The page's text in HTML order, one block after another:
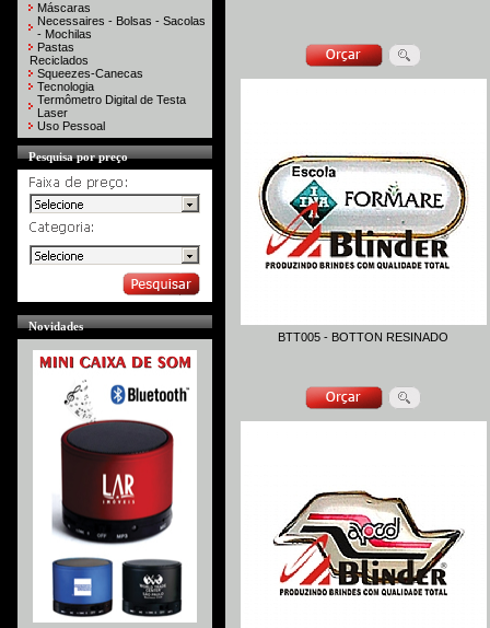
Máscaras
Necessaires - Bolsas - Sacolas
- Mochilas
Pastas
Reciclados
Squeezes-Canecas
Tecnologia
Termômetro Digital de Testa
Laser
Uso Pessoal
Pesquisa por preço
Novidades
BTT005 - BOTTON RESINADO